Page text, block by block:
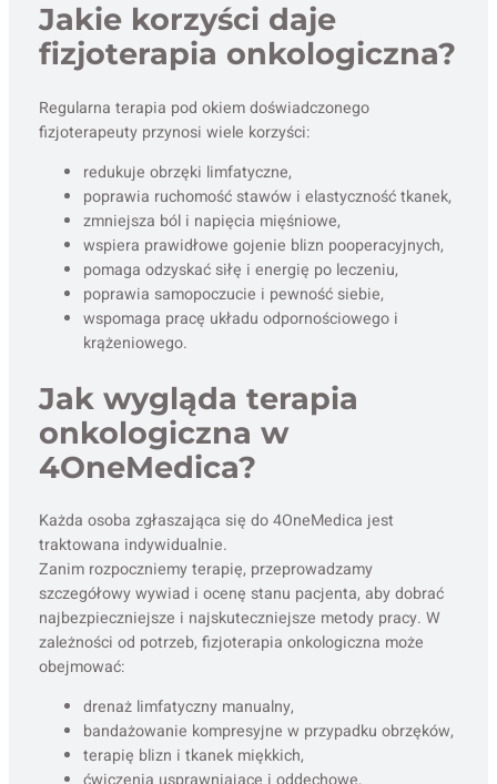
Jakie korzyści daje
fizjoterapia onkologiczna?
Regularna terapia pod okiem doświadczonego
fizjoterapeuty przynosi wiele korzyści:
redukuje obrzęki limfatyczne,
poprawia ruchomość stawów i elastyczność tkanek,
zmniejsza ból i napięcia mięśniowe,
wspiera prawidłowe gojenie blizn pooperacyjnych,
pomaga odzyskać siłę i energię po leczeniu,
poprawia samopoczucie i pewność siebie,
wspomaga pracę układu odpornościowego i
krążeniowego.
Jak wygląda terapia
onkologiczna w
4OneMedica?
Każda osoba zgłaszająca się do 4OneMedica jest
traktowana indywidualnie.
Zanim rozpoczniemy terapię, przeprowadzamy
szczegółowy wywiad i ocenę stanu pacjenta, aby dobrać
najbezpieczniejsze i najskuteczniejsze metody pracy. W
zależności od potrzeb, fizjoterapia onkologiczna może
obejmować:
drenaż limfatyczny manualny,
bandażowanie kompresyjne w przypadku obrzęków,
terapię blizn i tkanek miękkich,